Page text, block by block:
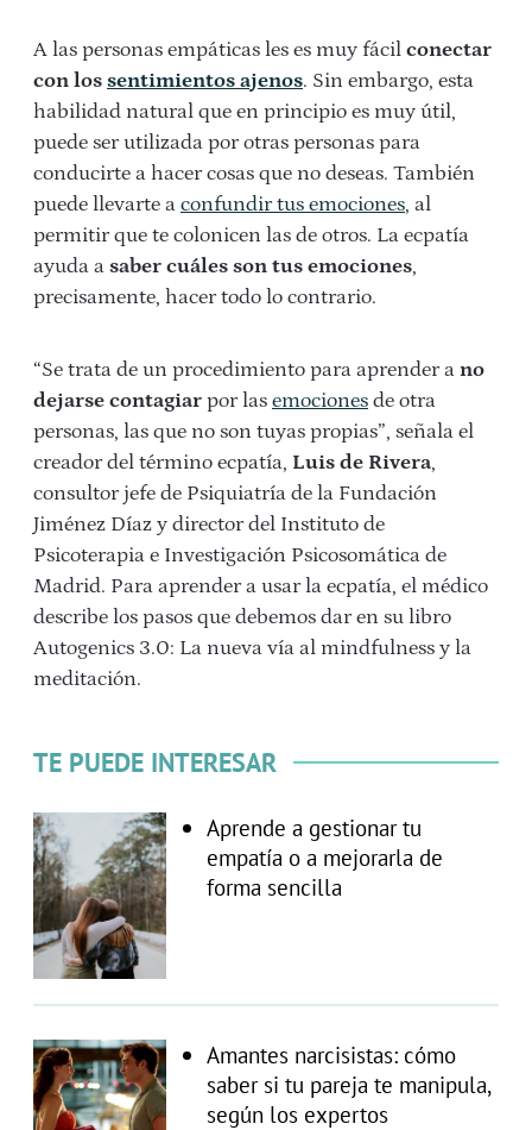
A las personas empáticas les es muy fácil conectar
con los sentimientos ajenos. Sin embargo, esta
habilidad natural que en principio es muy útil,
puede ser utilizada por otras personas para
conducirte a hacer cosas que no deseas. También
puede llevarte a confundir tus emociones, al
permitir que te colonicen las de otros. La ecpatía
ayuda a saber cuáles son tus emociones,
precisamente, hacer todo lo contrario.
“Se trata de un procedimiento para aprender a no
dejarse contagiar por las emociones de otra
personas, las que no son tuyas propias”, señala el
creador del término ecpatía, Luis de Rivera,
consultor jefe de Psiquiatría de la Fundación
Jiménez Díaz y director del Instituto de
Psicoterapia e Investigación Psicosomática de
Madrid. Para aprender a usar la ecpatía, el médico
describe los pasos que debemos dar en su libro
Autogenics 3.0: La nueva vía al mindfulness y la
meditación.
TE PUEDE INTERESAR
Aprende a gestionar tu
empatía o a mejorarla de
forma sencilla
Amantes narcisistas: cómo
saber si tu pareja te manipula,
según los expertos